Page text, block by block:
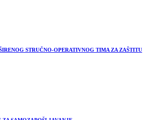
STRUČNO-OPERATIVNOG TIMA ZA ZAŠTITU